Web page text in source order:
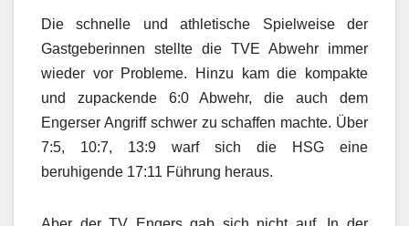
Die schnelle und athletische Spielweise der
Gastgeberinnen stellte die TVE Abwehr immer
wieder vor Probleme. Hinzu kam die kompakte
und zupackende 6:0 Abwehr, die auch dem
Engerser Angriff schwer zu schaffen machte. Über
7:5, 10:7, 13:9 warf sich die HSG eine
beruhigende 17:11 Führung heraus.